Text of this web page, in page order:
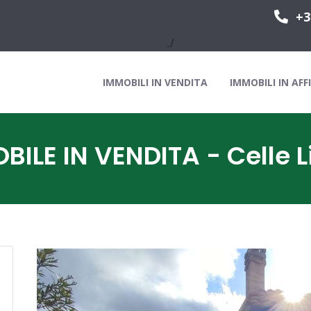
../
IMMOBILI IN VENDITA IMMOBILI IN
IN VENDITA - Celle